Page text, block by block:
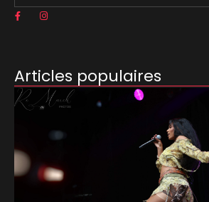
Articles populaires